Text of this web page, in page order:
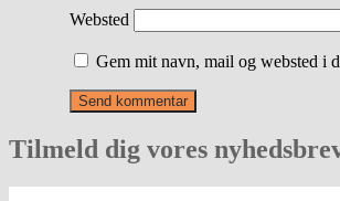
Websted
Gem mit navn, mail og websted i
Tilmeld dig vores